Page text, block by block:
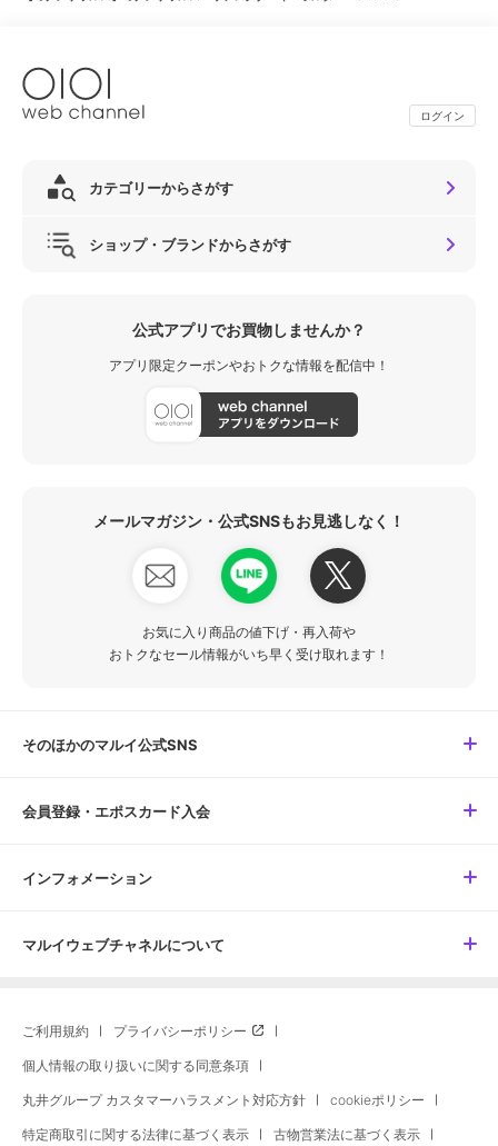
ログイン
カテゴリーからさがす
ショップ・ブランドからさがす
公式アプリでお買物しませんか？
アプリ限定クーポンやおトクな情報を配信中！
メールマガジン・公式SNSもお見逃しなく！
お気に入り商品の値下げ・再入荷や
おトクなセール情報がいち早く受け取れます！
そのほかのマルイ公式SNS
会員登録・エポスカード入会
インフォメーション
マルイウェブチャネルについて
ご利用規約 プライバシーポリシー
個人情報の取り扱いに関する同意条項
丸井グループ カスタマーハラスメント対応方針 cookieポリシー
特定商取引に関する法律に基づく表示 古物営業法に基づく表示